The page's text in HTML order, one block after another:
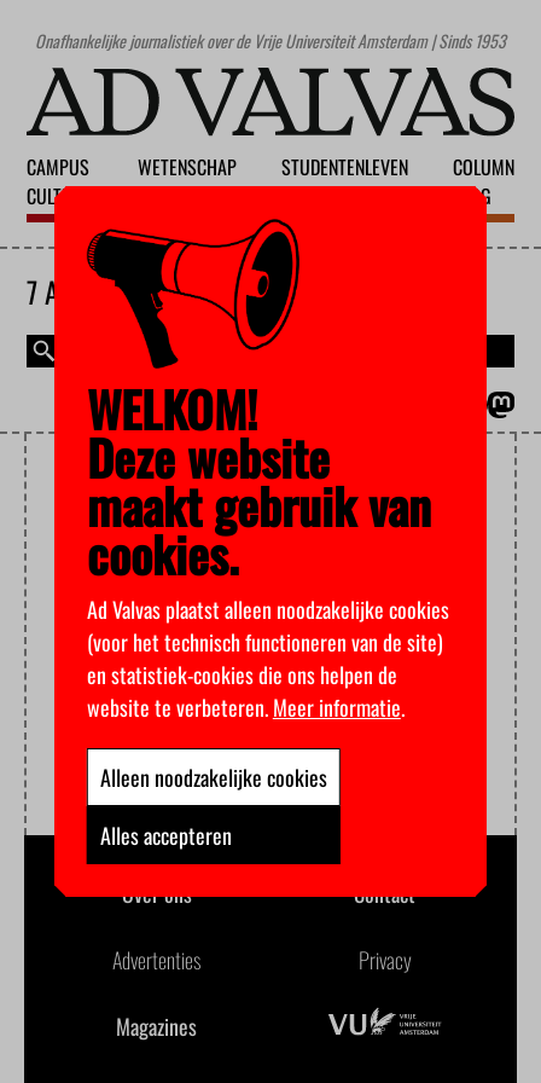
Onafhankelijke journalistiek over de Vrije Universiteit Amsterdam | Sinds 1953
CAMPUS
CULTUUR
WETENSCHAP
STUDENTENLEVEN
COLUMN
BLOG
7 AUGUSTUS 2026
KRIMP
Over ons Contact
Advertenties Privacy
Magazines
WELKOM!
Deze website
maakt gebruik van
cookies.
Ad Valvas plaatst alleen noodzakelijke cookies
(voor het technisch functioneren van de site)
en statistiek-cookies die ons helpen de
website te verbeteren.Meer informatie.
Alleen noodzakelijke cookies
Alles accepteren